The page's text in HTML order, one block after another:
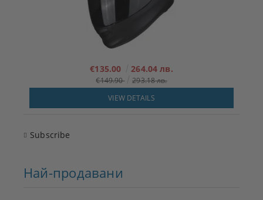
€135.00 264.04 лв.
€149.90
293.18 лв.
VIEW DETAILS
Subscribe
Най-продавани